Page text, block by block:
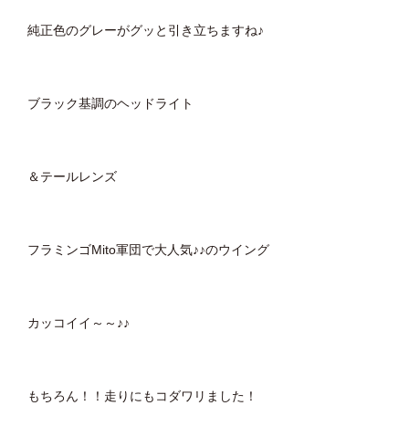
純正色のグレーがグッと引き立ちますね♪
ブラック基調のヘッドライト
＆テールレンズ
フラミンゴMito軍団で大人気♪♪のウイング
カッコイイ～～♪♪
もちろん！！走りにもコダワリました！